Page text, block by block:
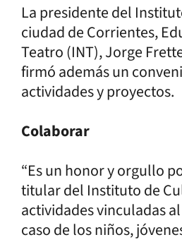
La presidente del
ciudad de Corrientes,
Teatro (INT), Jorge
firmó además un
actividades y proyectos.
Colaborar
“Es un honor y orgullo
titular del Instituto de
actividades vinculadas
caso de los niños,